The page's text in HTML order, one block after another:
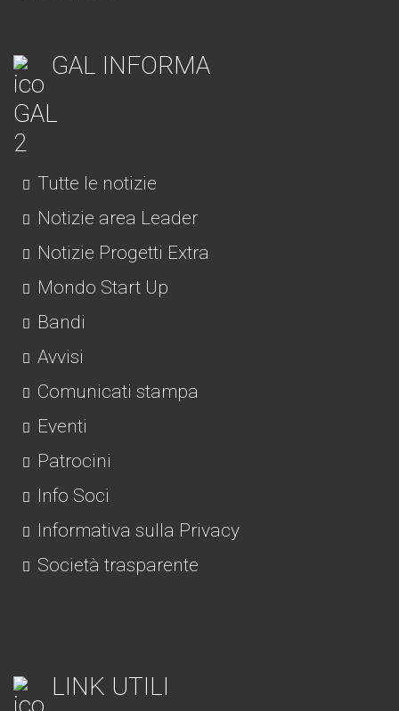
GAL INFORMA
Tutte le notizie
Notizie area Leader
Notizie Progetti Extra
Mondo Start Up
Bandi
Avvisi
Comunicati stampa
Eventi
Patrocini
Info Soci
Informativa sulla Privacy
Società trasparente
LINK UTILI